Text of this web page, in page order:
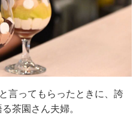
言ってもらったときに、誇
茶園さん夫婦。